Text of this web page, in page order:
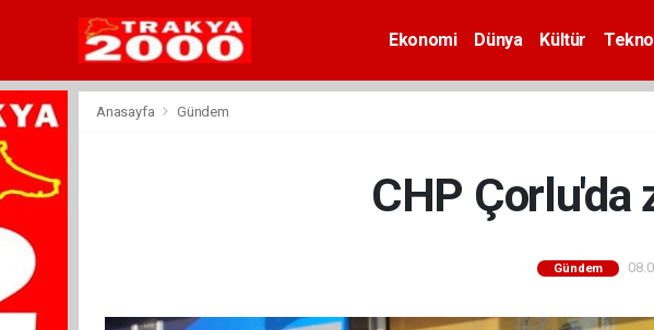
Ekonomi Dünya Kültür
Anasayfa Gündem
CHP
Gündem